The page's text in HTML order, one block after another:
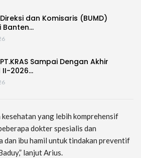
dan Komisaris (BUMD)
Banten…
Sampai Dengan Akhir
II-2026…
kesehatan yang lebih komprehensif
dokter spesialis dan
dan ibu hamil untuk tindakan preventif
lanjut Arius.